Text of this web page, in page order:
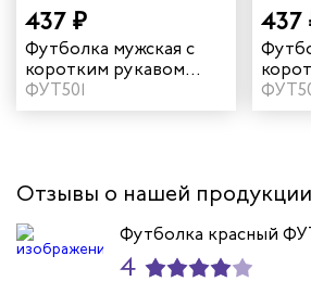
437 ₽
Футболка мужская с
коротким рукавом
цвет черный
ФУТ501
437
цвет
Отзывы о нашей продукции
Футболка красный
4